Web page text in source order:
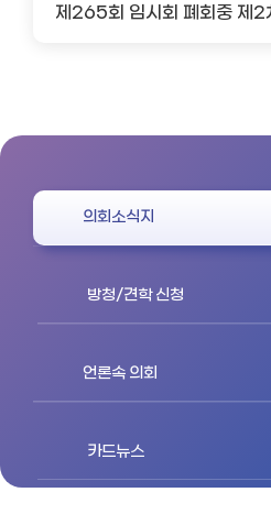
제265회 임시회 폐회중 제2
의회소식지
방청/견학 신청
언론속 의회
카드뉴스